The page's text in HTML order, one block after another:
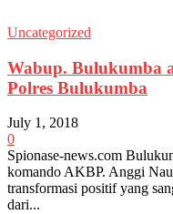
Uncategorized
Wabup. Bulukumba
Polres Bulukumba
July 1, 2018
0
Spionase-news.com
komando AKBP. Anggi
transformasi positif yang
dari...